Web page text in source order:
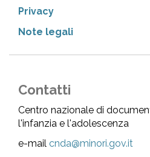
Privacy
Note legali
Contatti
Centro nazionale di
l'infanzia e l'adolescenza
e-mail cnda@minori.gov.it